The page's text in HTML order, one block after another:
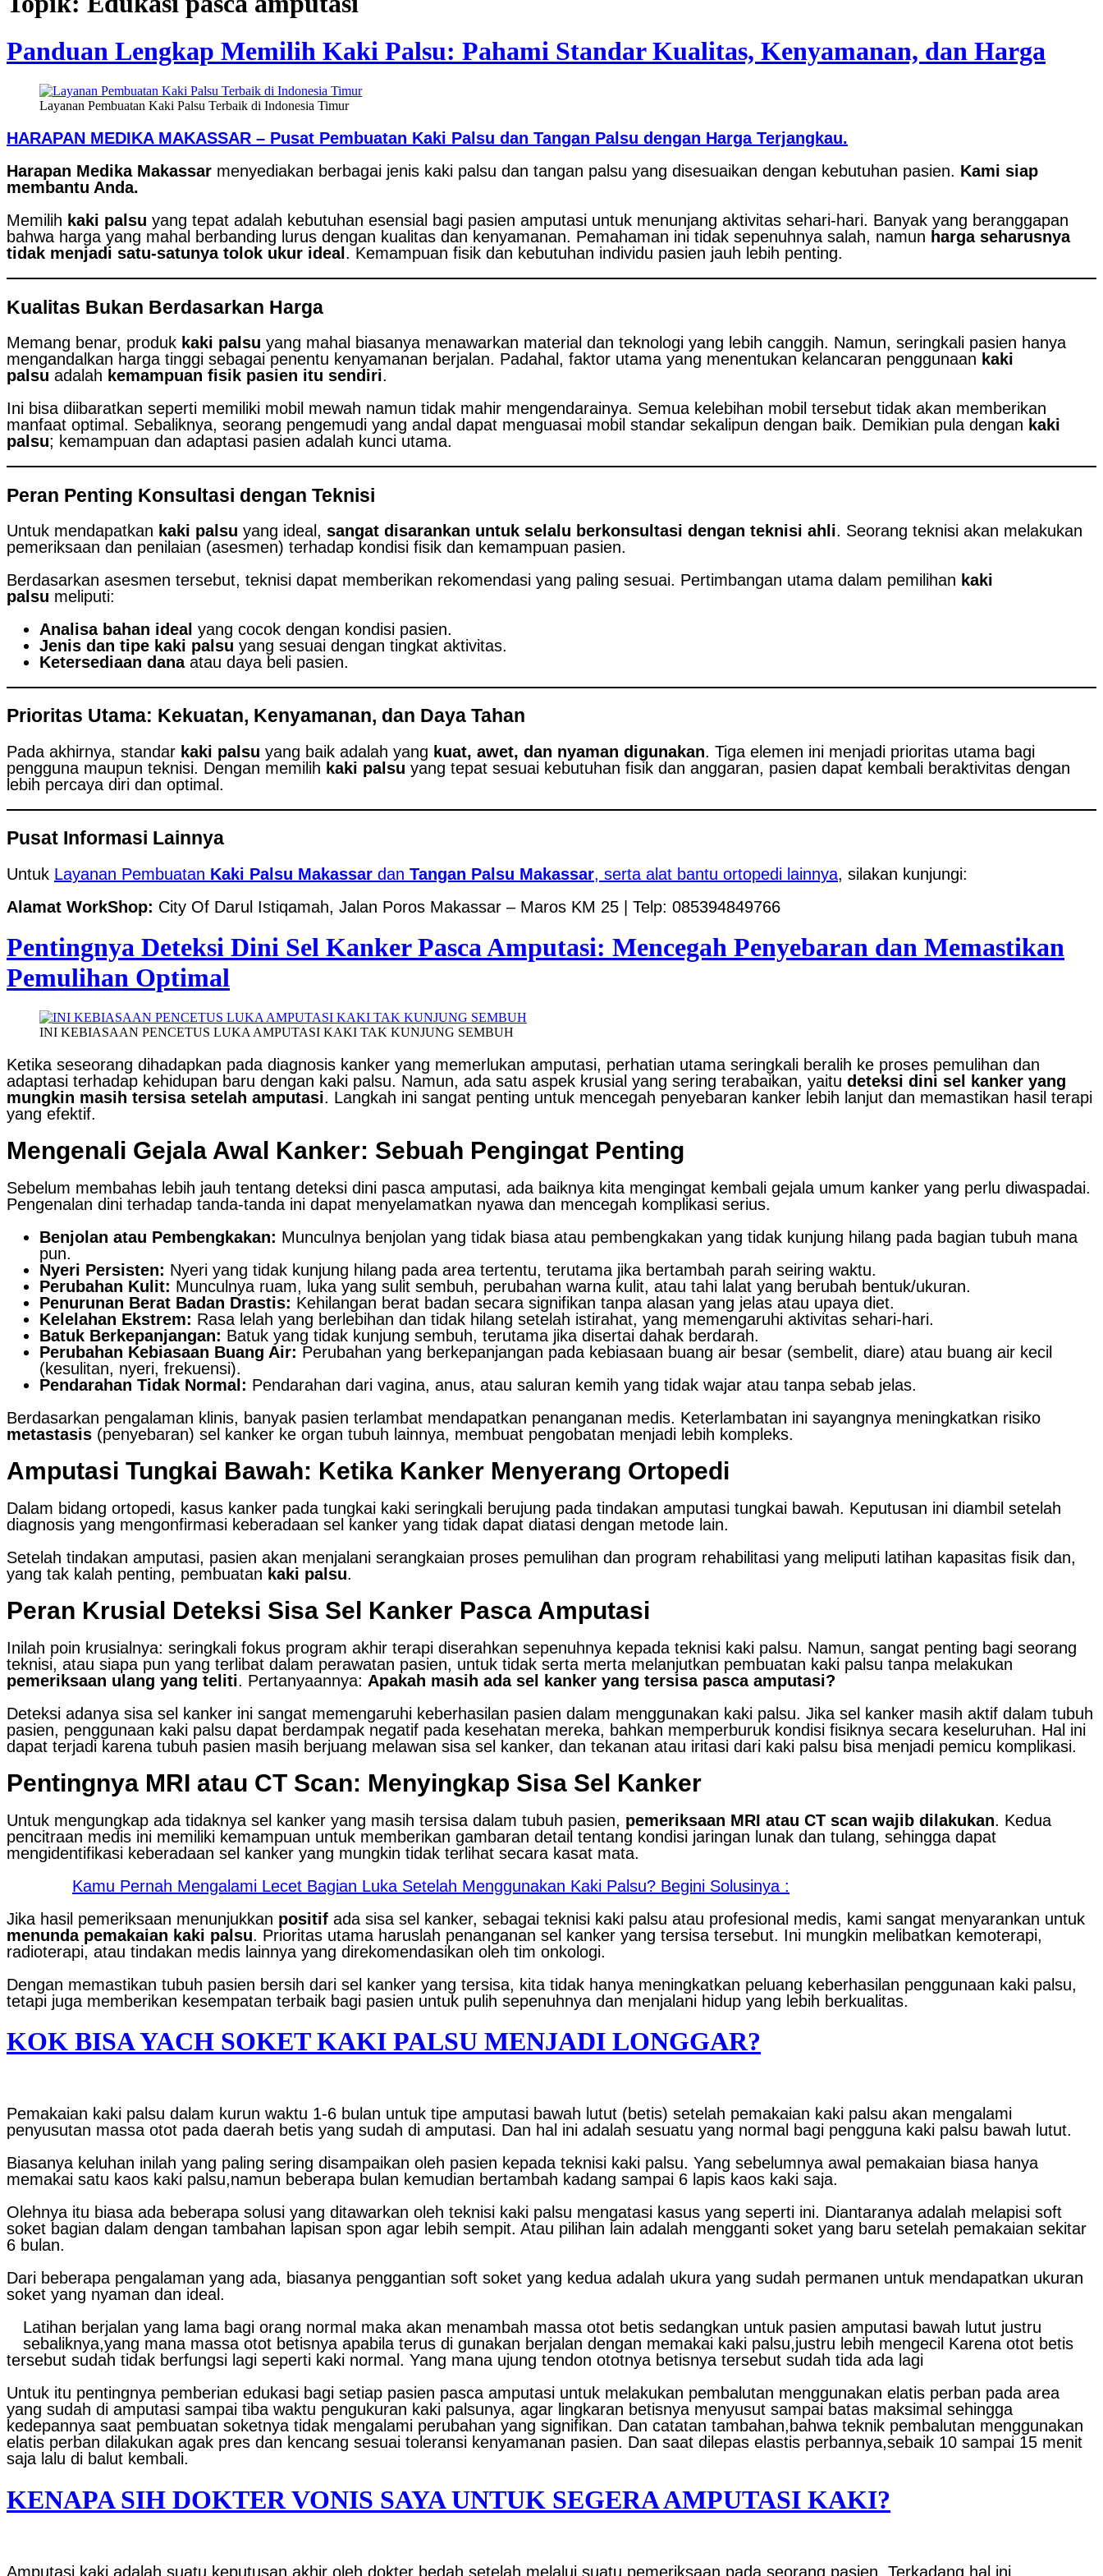
Panduan Lengkap Memilih Kaki Palsu: Pahami Standar Kualitas, Kenyamanan, dan Harga
Layanan Pembuatan Kaki Palsu Terbaik di Indonesia Timur
HARAPAN MEDIKA MAKASSAR – Pusat Pembuatan Kaki Palsu dan Tangan Palsu dengan Harga Terjangkau.
Harapan Medika Makassar menyediakan berbagai jenis kaki palsu dan tangan palsu yang disesuaikan dengan kebutuhan pasien. Kami siap
membantu Anda.
Memilih kaki palsu yang tepat adalah kebutuhan esensial bagi pasien amputasi untuk menunjang aktivitas sehari-hari. Banyak yang beranggapan
bahwa harga yang mahal berbanding lurus dengan kualitas dan kenyamanan. Pemahaman ini tidak sepenuhnya salah, namun harga seharusnya
tidak menjadi satu-satunya tolok ukur ideal . Kemampuan fisik dan kebutuhan individu pasien jauh lebih penting.
Kualitas Bukan Berdasarkan Harga
Memang benar, produk kaki palsu yang mahal biasanya menawarkan material dan teknologi yang lebih canggih. Namun, seringkali pasien hanya
mengandalkan harga tinggi sebagai penentu kenyamanan berjalan. Padahal, faktor utama yang menentukan kelancaran penggunaan kaki
palsu adalah kemampuan fisik pasien itu sendiri.
Ini bisa diibaratkan seperti memiliki mobil mewah namun tidak mahir mengendarainya. Semua kelebihan mobil tersebut tidak akan memberikan
manfaat optimal. Sebaliknya, seorang pengemudi yang andal dapat menguasai mobil standar sekalipun dengan baik. Demikian pula dengan kaki
palsu; kemampuan dan adaptasi pasien adalah kunci utama.
Peran Penting Konsultasi dengan Teknisi
Untuk mendapatkan kaki palsu yang ideal, sangat disarankan untuk selalu berkonsultasi dengan teknisi ahli. Seorang teknisi akan melakukan
pemeriksaan dan penilaian (asesmen) terhadap kondisi fisik dan kemampuan pasien.
Berdasarkan asesmen tersebut, teknisi dapat memberikan rekomendasi yang paling sesuai. Pertimbangan utama dalam pemilihan kaki
palsu meliputi:
Analisa bahan ideal yang cocok dengan kondisi pasien.
Jenis dan tipe kaki palsu yang sesuai dengan tingkat aktivitas.
Ketersediaan danaatau daya beli pasien.
Prioritas Utama: Kekuatan, Kenyamanan, dan Daya Tahan
Pada akhirnya, standar kaki palsu yang baik adalah yang kuat, awet, dan nyaman digunakan. Tiga elemen ini menjadi prioritas utama bagi
pengguna maupun teknisi. Dengan memilih kaki palsu yang tepat sesuai kebutuhan fisik dan anggaran, pasien dapat kembali beraktivitas dengan
lebih percaya diri dan optimal.
Pusat Informasi Lainnya
Untuk Layanan Pembuatan Kaki Palsu Makassar dan Tangan Palsu Makassar, serta alat bantu ortopedi lainnya, silakan kunjungi:
Alamat WorkShop: City Of Darul Istiqamah, Jalan Poros Makassar – Maros KM 25 | Telp: 085394849766
Pentingnya Deteksi Dini Sel Kanker Pasca Amputasi: Mencegah Penyebaran dan Memastikan
Pemulihan Optimal
INI KEBIASAAN PENCETUS LUKA AMPUTASI KAKI TAK KUNJUNG SEMBUH
Ketika seseorang dihadapkan pada diagnosis kanker yang memerlukan amputasi, perhatian utama seringkali beralih ke proses pemulihan dan
adaptasi terhadap kehidupan baru dengan kaki palsu. Namun, ada satu aspek krusial yang sering terabaikan, yaitu deteksi dini sel kanker yang
mungkin masih tersisa setelah amputasi. Langkah ini sangat penting untuk mencegah penyebaran kanker lebih lanjut dan memastikan hasil terapi
yang efektif.
Mengenali Gejala Awal Kanker: Sebuah Pengingat Penting
Sebelum membahas lebih jauh tentang deteksi dini pasca amputasi, ada baiknya kita mengingat kembali gejala umum kanker yang perlu diwaspadai.
Pengenalan dini terhadap tanda-tanda ini dapat menyelamatkan nyawa dan mencegah komplikasi serius.
Benjolan atau Pembengkakan: Munculnya benjolan yang tidak biasa atau pembengkakan yang tidak kunjung hilang pada bagian tubuh mana
pun.
Nyeri Persisten: Nyeri yang tidak kunjung hilang pada area tertentu, terutama jika bertambah parah seiring waktu.
Perubahan Kulit: Munculnya ruam, luka yang sulit sembuh, perubahan warna kulit, atau tahi lalat yang berubah bentuk/ukuran.
Penurunan Berat Badan Drastis: Kehilangan berat badan secara signifikan tanpa alasan yang jelas atau upaya diet.
Kelelahan Ekstrem: Rasa lelah yang berlebihan dan tidak hilang setelah istirahat, yang memengaruhi aktivitas sehari-hari.
Batuk Berkepanjangan: Batuk yang tidak kunjung sembuh, terutama jika disertai dahak berdarah.
Perubahan Kebiasaan Buang Air: Perubahan yang berkepanjangan pada kebiasaan buang air besar (sembelit, diare) atau buang air kecil
(kesulitan, nyeri, frekuensi).
Pendarahan Tidak Normal: Pendarahan dari vagina, anus, atau saluran kemih yang tidak wajar atau tanpa sebab jelas.
Berdasarkan pengalaman klinis, banyak pasien terlambat mendapatkan penanganan medis. Keterlambatan ini sayangnya meningkatkan risiko
metastasis (penyebaran) sel kanker ke organ tubuh lainnya, membuat pengobatan menjadi lebih kompleks.
Amputasi Tungkai Bawah: Ketika Kanker Menyerang Ortopedi
Dalam bidang ortopedi, kasus kanker pada tungkai kaki seringkali berujung pada tindakan amputasi tungkai bawah. Keputusan ini diambil setelah
diagnosis yang mengonfirmasi keberadaan sel kanker yang tidak dapat diatasi dengan metode lain.
Setelah tindakan amputasi, pasien akan menjalani serangkaian proses pemulihan dan program rehabilitasi yang meliputi latihan kapasitas fisik dan,
yang tak kalah penting, pembuatan kaki palsu.
Peran Krusial Deteksi Sisa Sel Kanker Pasca Amputasi
Inilah poin krusialnya: seringkali fokus program akhir terapi diserahkan sepenuhnya kepada teknisi kaki palsu. Namun, sangat penting bagi seorang
teknisi, atau siapa pun yang terlibat dalam perawatan pasien, untuk tidak serta merta melanjutkan pembuatan kaki palsu tanpa melakukan
pemeriksaan ulang yang teliti. Pertanyaannya: Apakah masih ada sel kanker yang tersisa pasca amputasi?
Deteksi adanya sisa sel kanker ini sangat memengaruhi keberhasilan pasien dalam menggunakan kaki palsu. Jika sel kanker masih aktif dalam tubuh
pasien, penggunaan kaki palsu dapat berdampak negatif pada kesehatan mereka, bahkan memperburuk kondisi fisiknya secara keseluruhan. Hal ini
dapat terjadi karena tubuh pasien masih berjuang melawan sisa sel kanker, dan tekanan atau iritasi dari kaki palsu bisa menjadi pemicu komplikasi.
Pentingnya MRI atau CT Scan: Menyingkap Sisa Sel Kanker
Untuk mengungkap ada tidaknya sel kanker yang masih tersisa dalam tubuh pasien, pemeriksaan MRI atau CT scan wajib dilakukan. Kedua
pencitraan medis ini memiliki kemampuan untuk memberikan gambaran detail tentang kondisi jaringan lunak dan tulang, sehingga dapat
mengidentifikasi keberadaan sel kanker yang mungkin tidak terlihat secara kasat mata.
Kamu Pernah Mengalami Lecet Bagian Luka Setelah Menggunakan Kaki Palsu? Begini Solusinya :
Jika hasil pemeriksaan menunjukkan positif ada sisa sel kanker, sebagai teknisi kaki palsu atau profesional medis, kami sangat menyarankan untuk
menunda pemakaian kaki palsu. Prioritas utama haruslah penanganan sel kanker yang tersisa tersebut. Ini mungkin melibatkan kemoterapi,
radioterapi, atau tindakan medis lainnya yang direkomendasikan oleh tim onkologi.
Dengan memastikan tubuh pasien bersih dari sel kanker yang tersisa, kita tidak hanya meningkatkan peluang keberhasilan penggunaan kaki palsu,
tetapi juga memberikan kesempatan terbaik bagi pasien untuk pulih sepenuhnya dan menjalani hidup yang lebih berkualitas.
KOK BISA YACH SOKET KAKI PALSU MENJADI LONGGAR?
Pemakaian kaki palsu dalam kurun waktu 1-6 bulan untuk tipe amputasi bawah lutut (betis) setelah pemakaian kaki palsu akan mengalami
penyusutan massa otot pada daerah betis yang sudah di amputasi. Dan hal ini adalah sesuatu yang normal bagi pengguna kaki palsu bawah lutut.
Biasanya keluhan inilah yang paling sering disampaikan oleh pasien kepada teknisi kaki palsu. Yang sebelumnya awal pemakaian biasa hanya
memakai satu kaos kaki palsu,namun beberapa bulan kemudian bertambah kadang sampai 6 lapis kaos kaki saja.
Olehnya itu biasa ada beberapa solusi yang ditawarkan oleh teknisi kaki palsu mengatasi kasus yang seperti ini. Diantaranya adalah melapisi soft
soket bagian dalam dengan tambahan lapisan spon agar lebih sempit. Atau pilihan lain adalah mengganti soket yang baru setelah pemakaian sekitar
6 bulan.
Dari beberapa pengalaman yang ada, biasanya penggantian soft soket yang kedua adalah ukura yang sudah permanen untuk mendapatkan ukuran
soket yang nyaman dan ideal.
Latihan berjalan yang lama bagi orang normal maka akan menambah massa otot betis sedangkan untuk pasien amputasi bawah lutut justru
sebaliknya,yang mana massa otot betisnya apabila terus di gunakan berjalan dengan memakai kaki palsu,justru lebih mengecil Karena otot betis
tersebut sudah tidak berfungsi lagi seperti kaki normal. Yang mana ujung tendon ototnya betisnya tersebut sudah tida ada lagi
Untuk itu pentingnya pemberian edukasi bagi setiap pasien pasca amputasi untuk melakukan pembalutan menggunakan elatis perban pada area
yang sudah di amputasi sampai tiba waktu pengukuran kaki palsunya, agar lingkaran betisnya menyusut sampai batas maksimal sehingga
kedepannya saat pembuatan soketnya tidak mengalami perubahan yang signifikan. Dan catatan tambahan,bahwa teknik pembalutan menggunakan
elatis perban dilakukan agak pres dan kencang sesuai toleransi kenyamanan pasien. Dan saat dilepas elastis perbannya,sebaik 10 sampai 15 menit
saja lalu di balut kembali.
KENAPA SIH DOKTER VONIS SAYA UNTUK SEGERA AMPUTASI KAKI?
Amputasi kaki adalah suatu keputusan akhir oleh dokter bedah setelah melalui suatu pemeriksaan pada seorang pasien. Terkadang hal ini